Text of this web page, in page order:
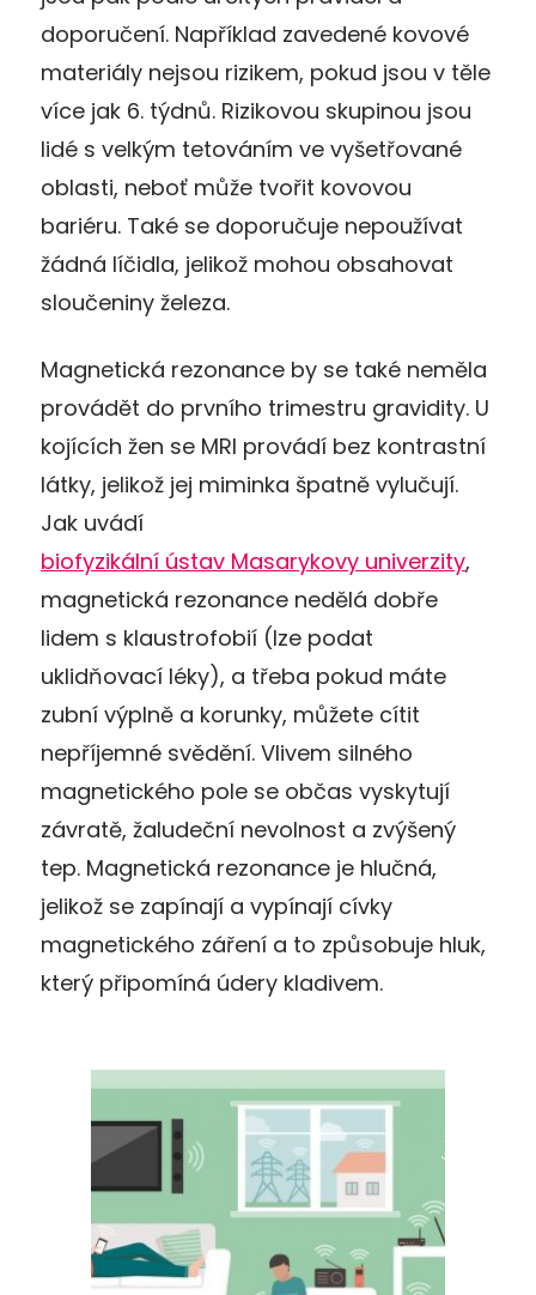
doporučení. Například zavedené kovové
materiály nejsou rizikem, pokud jsou v těle
více jak 6. týdnů. Rizikovou skupinou jsou
lidé s velkým tetováním ve vyšetřované
oblasti, neboť může tvořit kovovou
bariéru. Také se doporučuje nepoužívat
žádná líčidla, jelikož mohou obsahovat
sloučeniny železa.
Magnetická rezonance by se také neměla
provádět do prvního trimestru gravidity. U
kojících žen se MRI provádí bez kontrastní
látky, jelikož jej miminka špatně vylučují.
Jak uvádí
biofyzikální ústav Masarykovy univerzity,
magnetická rezonance nedělá dobře
lidem s klaustrofobií (lze podat
uklidňovací léky), a třeba pokud máte
zubní výplně a korunky, můžete cítit
nepříjemné svědění. Vlivem silného
magnetického pole se občas vyskytují
závratě, žaludeční nevolnost a zvýšený
tep. Magnetická rezonance je hlučná,
jelikož se zapínají a vypínají cívky
magnetického záření a to způsobuje hluk,
který připomíná údery kladivem.